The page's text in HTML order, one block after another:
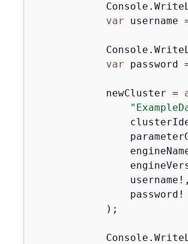
var username
var password
            newCluster =
                username!,
                password!
            );